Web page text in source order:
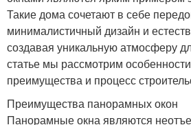
Такие дома сочетают в себе
минималистичный дизайн и
создавая уникальную атмосферу
статье мы рассмотрим
преимущества и процесс
Преимущества панорамных окон
Панорамные окна являются